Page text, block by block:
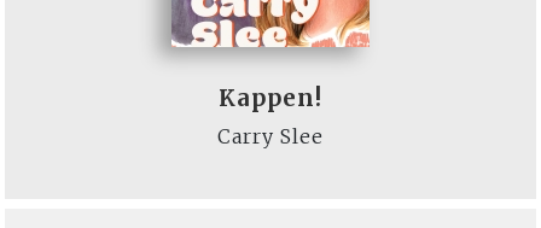
Kappen!
Carry Slee